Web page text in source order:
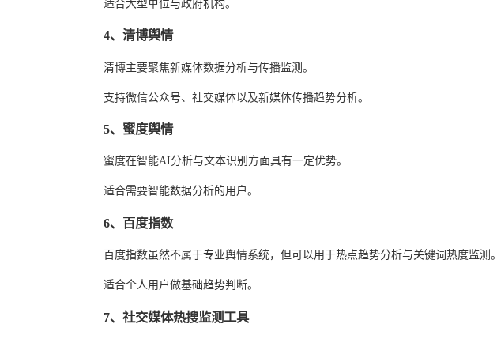
适合大型单位与政府机构。
4、清博舆情
清博主要聚焦新媒体数据分析与传播监测。
支持微信公众号、社交媒体以及新媒体传播趋势分析。
5、蜜度舆情
蜜度在智能AI分析与文本识别方面具有一定优势。
适合需要智能数据分析的用户。
6、百度指数
百度指数虽然不属于专业舆情系统，但可以用于热点趋势分析与关键词热度监测。
适合个人用户做基础趋势判断。
7、社交媒体热搜监测工具